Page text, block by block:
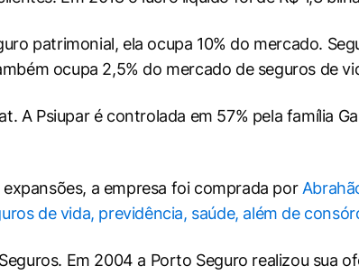
patrimonial, ela ocupa 10% do mercado.
ocupa 2,5% do mercado de seguros de
A Psiupar é controlada em 57% pela família
a empresa foi comprada por
de vida, previdência, saúde, além de
Em 2004 a Porto Seguro realizou sua